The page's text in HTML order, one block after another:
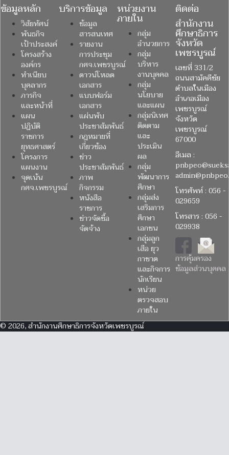
ข้อมูลหลัก
วิสัยทัศน์
พันธกิจ
เป้าประสงค์
โครงสร้าง
องค์กร
ทำเนียบ
บุคลากร
ภารกิจ
และหน้าที่
แผน
ปฏิบัติ
ราชการ
ยุทธศาสตร์
โครงการ
แผนงาน
จุดเน้น
กศจ.เพชรบูรณ์
บริการข้อมูล
ข้อมูล
สารสนเทศ
รายงาน
การประชุม
กศจ.เพชรบูรณ์
ดาวน์โหลด
เอกสาร
แบบฟอร์ม
เอกสาร
แผ่นพับ
ประชาสัมพันธ์
กฎหมายที่
เกี่ยวข้อง
ข่าว
ประชาสัมพันธ์
ภาพ
กิจกรรม
หนังสือ
ราชการ
ข่าวจัดซื้อ
จัดจ้าง
หน่วยงาน
ภายใน
กลุ่ม
อำนวยการ
กลุ่ม
บริหาร
งานบุคคล
กลุ่ม
นโยบาย
และแผน
กลุ่มนิเทศ
ติดตาม
และ
ประเมิน
ผล
กลุ่ม
พัฒนาการ
ศึกษา
กลุ่มส่ง
เสริมการ
ศึกษา
เอกชน
กลุ่มลูก
เสือ ยุว
กาชาด
และกิจการ
นักเรียน
หน่วย
ตรวจสอบ
ภายใน
ติดต่อ
สำนักงาน
ศึกษาธิการ
จังหวัด
เพชรบูรณ์
เลขที่ 331/2
ถนนสามัคคีชัย
ตำบลในเมือง
อำเภอเมือง
เพชรบูรณ์
จังหวัด
เพชรบูรณ์
67000
อีเมล :
โทรศัพท์ : 056 -
029659
โทรสาร : 056 -
029938
การคุ้มครอง
ข้อมูลส่วนบุคคล
© 2026, สำนักงานศึกษาธิการจังหวัดเพชรบูรณ์